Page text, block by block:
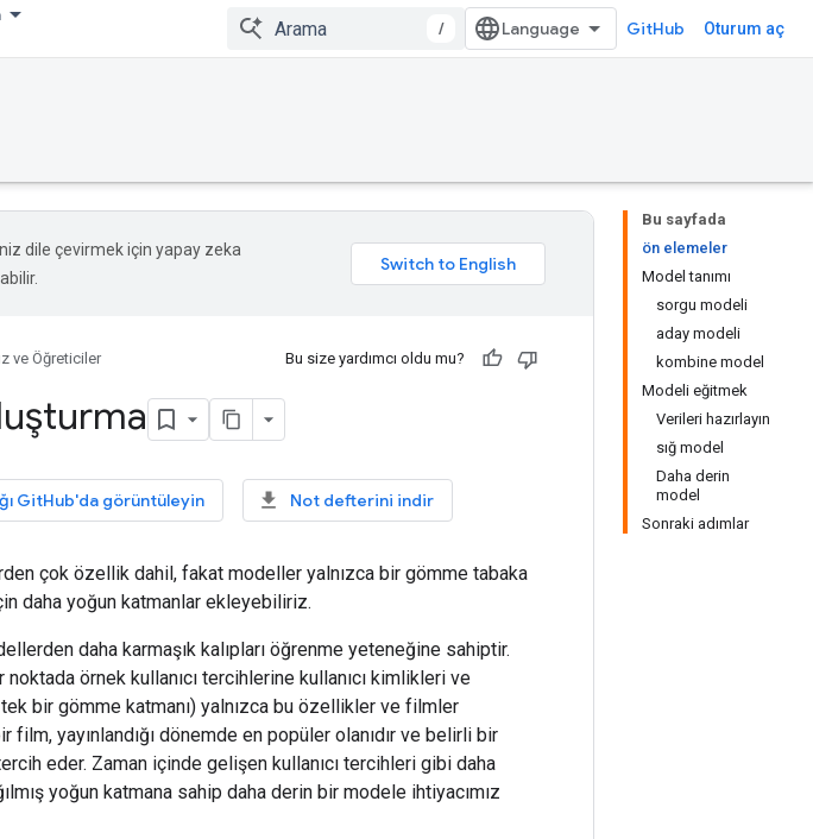
/ GitHub Oturum aç
Bu sayfada
ön elemeler
Model tanımı
sorgu modeli
aday modeli
kombine model
Modeli eğitmek
Verileri hazırlayın
sığ model
Daha derin
model
Sonraki adımlar
dile çevirmek için yapay zeka
ve Öğreticiler Bu size yardımcı oldu mu?
GitHub'da görüntüleyin Not defterini indir
çok özellik dahil, fakat modeller yalnızca bir gömme tabaka
daha yoğun katmanlar ekleyebiliriz.
daha karmaşık kalıpları öğrenme yeteneğine sahiptir.
örnek kullanıcı tercihlerine kullanıcı kimlikleri ve
bir gömme katmanı) yalnızca bu özellikler ve filmler
yayınlandığı dönemde en popüler olanıdır ve belirli bir
eder. Zaman içinde gelişen kullanıcı tercihleri ​​gibi daha
yoğun katmana sahip daha derin bir modele ihtiyacımız